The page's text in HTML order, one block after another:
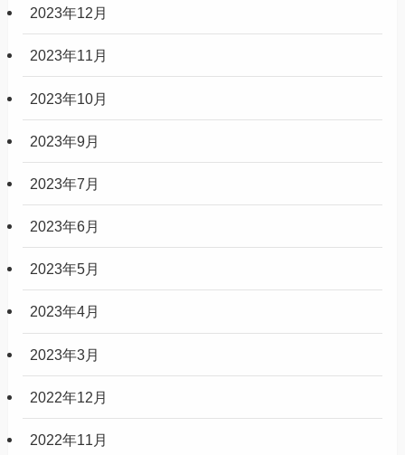
2023年12月
2023年11月
2023年10月
2023年9月
2023年7月
2023年6月
2023年5月
2023年4月
2023年3月
2022年12月
2022年11月